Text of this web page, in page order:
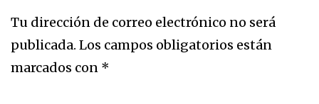
Tu dirección de correo electrónico no será
publicada. Los campos obligatorios están
marcados con *